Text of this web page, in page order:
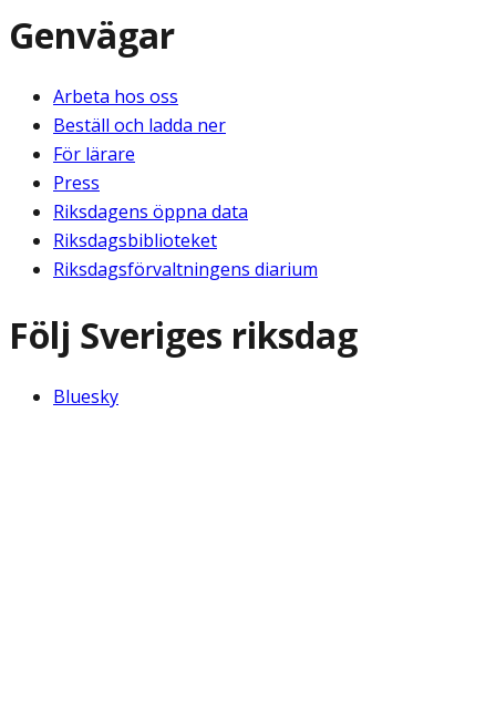
Genvägar
Arbeta hos oss
Beställ och ladda ner
För lärare
Press
Riksdagens öppna data
Riksdagsbiblioteket
Riksdagsförvaltningens diarium
Följ Sveriges riksdag
Bluesky